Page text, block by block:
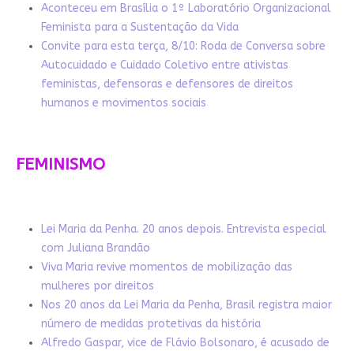
Aconteceu em Brasília o 1º Laboratório Organizacional
Feminista para a Sustentação da Vida
Convite para esta terça, 8/10: Roda de Conversa sobre
Autocuidado e Cuidado Coletivo entre ativistas
feministas, defensoras e defensores de direitos
humanos e movimentos sociais
FEMINISMO
Lei Maria da Penha. 20 anos depois. Entrevista especial
com Juliana Brandão
Viva Maria revive momentos de mobilização das
mulheres por direitos
Nos 20 anos da Lei Maria da Penha, Brasil registra maior
número de medidas protetivas da história
Alfredo Gaspar, vice de Flávio Bolsonaro, é acusado de